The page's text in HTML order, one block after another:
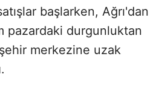
başlarken, Ağrı'dan
pazardaki durgunluktan
merkezine uzak